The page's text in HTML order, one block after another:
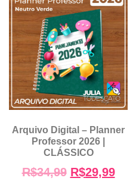
Arquivo Digital – Planner
Professor 2026 |
CLÁSSICO
R$34,99 R$29,99